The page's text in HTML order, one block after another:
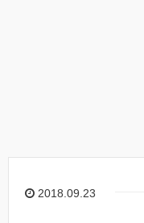
2018.09.23